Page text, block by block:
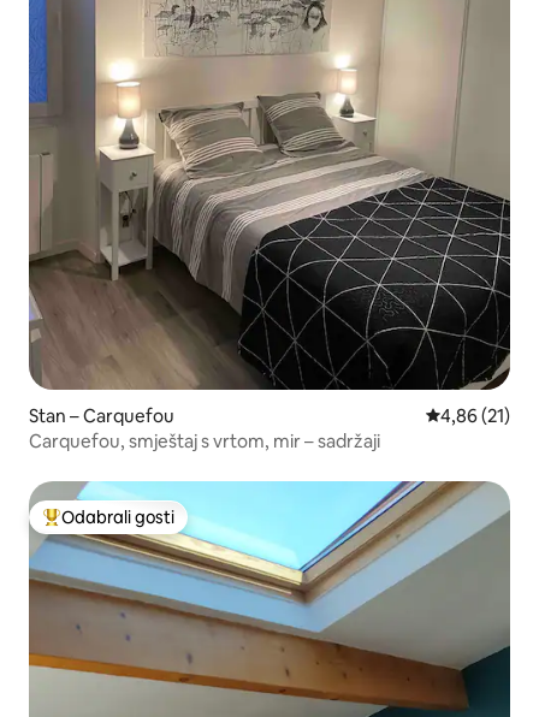
Stan – Carquefou Prosječna
4,86 (21)
Carquefou, smještaj s vrtom, mir – sadržaji
Među najviše rangiranima s oznakom „Odabrali gosti”
Odabrali gosti